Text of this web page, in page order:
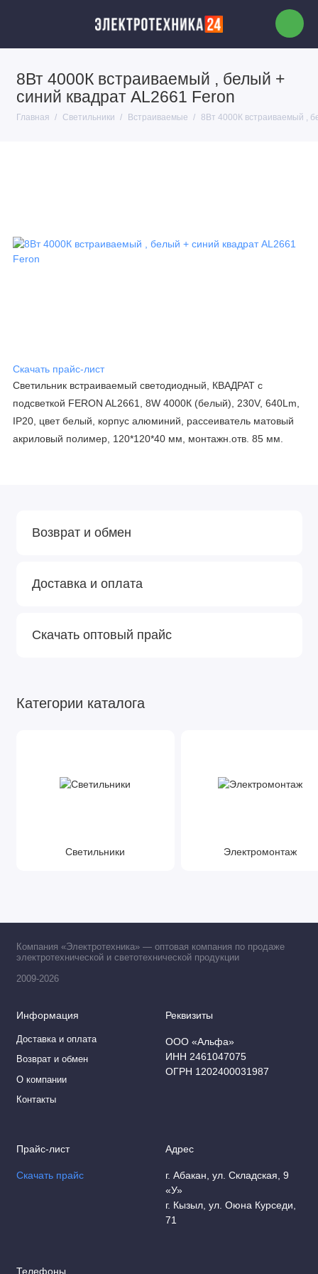
8Вт 4000К встраиваемый , белый +
синий квадрат AL2661 Feron
Главная Светильники Встраиваемые 8Вт 4000К встраиваемый ,
Скачать прайс-лист
Светильник встраиваемый светодиодный, КВАДРАТ с
подсветкой FERON AL2661, 8W 4000К (белый), 230V, 640Lm,
IP20, цвет белый, корпус алюминий, рассеиватель матовый
акриловый полимер, 120*120*40 мм, монтажн.отв. 85 мм.
Возврат и обмен
Доставка и оплата
Скачать оптовый прайс
Категории каталога
Светильники Электромонтаж
Компания «Электротехника» — оптовая компания по продаже
электротехнической и светотехнической продукции
2009-2026
Информация
Доставка и оплата
Возврат и обмен
О компании
Контакты
Реквизиты
ООО «Альфа»
ИНН 2461047075
ОГРН 1202400031987
Прайс-лист
Скачать прайс
Адрес
г. Абакан, ул. Складская, 9
«У»
г. Кызыл, ул. Оюна Курседи,
71
Телефоны